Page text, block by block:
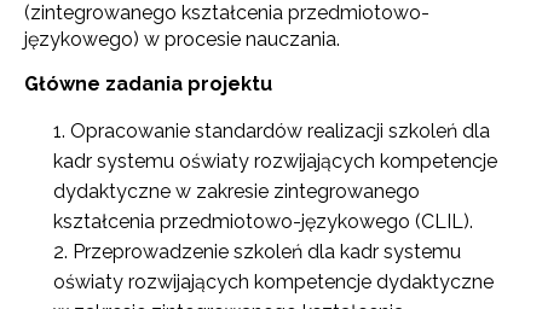
(zintegrowanego kształcenia przedmiotowo-
językowego) w procesie nauczania.
Główne zadania projektu
Opracowanie standardów realizacji szkoleń dla
kadr systemu oświaty rozwijających kompetencje
dydaktyczne w zakresie zintegrowanego
kształcenia przedmiotowo-językowego (CLIL).
Przeprowadzenie szkoleń dla kadr systemu
oświaty rozwijających kompetencje dydaktyczne